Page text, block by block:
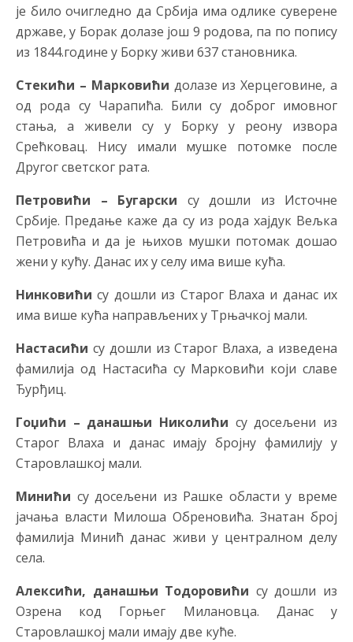
је било очигледно да Србија има одлике суверене
државе, у Борак долазе још 9 родова, па по попису
из 1844.године у Борку живи 637 становника.
Стекићи – Марковићи долазе из Херцеговине, а
од рода су Чарапића. Били су доброг имовног
стања, а живели су у Борку у реону извора
Срећковац. Нису имали мушке потомке после
Другог светског рата.
Петровићи – Бугарски су дошли из Источне
Србије. Предање каже да су из рода хајдук Вељка
Петровића и да је њихов мушки потомак дошао
жени у кућу. Данас их у селу има више кућа.
Нинковићи су дошли из Старог Влаха и данас их
има више кућа направљених у Трњачкој мали.
Настасићи су дошли из Старог Влаха, а изведена
фамилија од Настасића су Марковићи који славе
Ђурђиц.
Гоџићи – данашњи Николићи су досељени из
Старог Влаха и данас имају бројну фамилију у
Старовлашкој мали.
Минићи су досељени из Рашке области у време
јачања власти Милоша Обреновића. Знатан број
фамилија Минић данас живи у централном делу
села.
Алексићи, данашњи Тодоровићи су дошли из
Озрена код Горњег Милановца. Данас у
Старовлашкој мали имају две куће.